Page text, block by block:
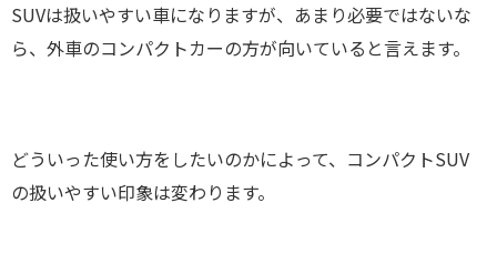
SUVは扱いやすい車になりますが、あまり必要ではないな
ら、外車のコンパクトカーの方が向いていると言えます。
どういった使い方をしたいのかによって、コンパクトSUV
の扱いやすい印象は変わります。